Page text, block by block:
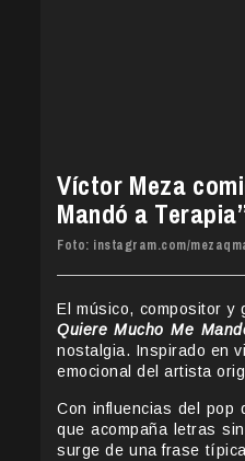
Víctor Meza
Mandó a
Foto: instagram.com/
El músico, compositor y
Quiere Mucho Me
nostalgia. Inspirado en
emocional del artista
Con influencias del pop
que acompaña letras
surge de una frase